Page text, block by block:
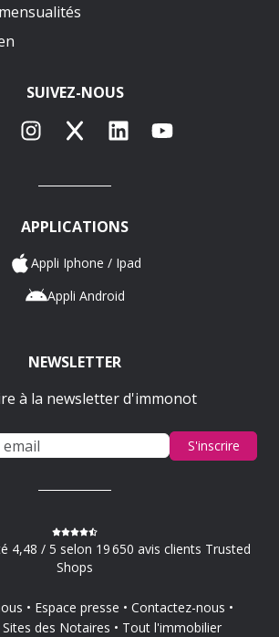
SUIVEZ-NOUS
Instagram
X LinkedInYouTube
APPLICATIONS
Appli Iphone / Ipad
Appli Android
NEWSLETTER
à la newsletter d'immonot
S'inscrire
4,48 / 5 selon 19 650 avis clients Trusted
Shops
Espace presse
Contactez-nous
Sites des Notaires Tout l'immobilier